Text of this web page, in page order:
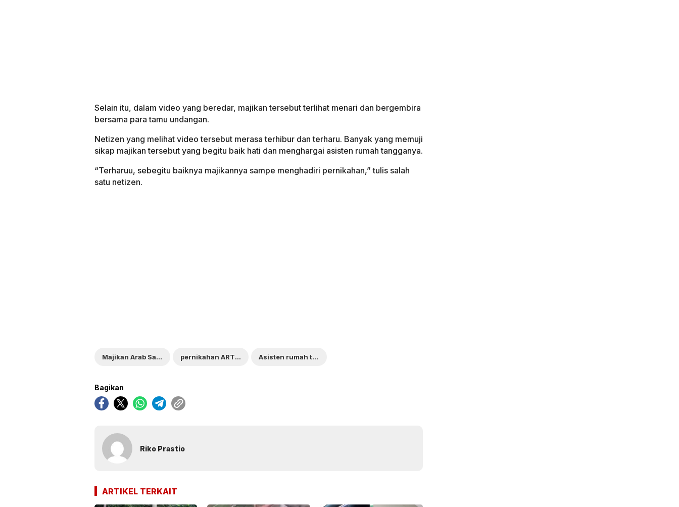
Selain itu, dalam video yang beredar, majikan tersebut terlihat menari dan bergembira
bersama para tamu undangan.
Netizen yang melihat video tersebut merasa terhibur dan terharu. Banyak yang memuji
sikap majikan tersebut yang begitu baik hati dan menghargai asisten rumah tangganya.
“Terharuu, sebegitu baiknya majikannya sampe menghadiri pernikahan,” tulis salah
satu netizen.
Majikan Arab Saudi hadiri pernikahan ART pernikahan ART dihadiri majikan Arab Saudi Asisten rumah tangga
Bagikan
Riko Prastio
ARTIKEL TERKAIT